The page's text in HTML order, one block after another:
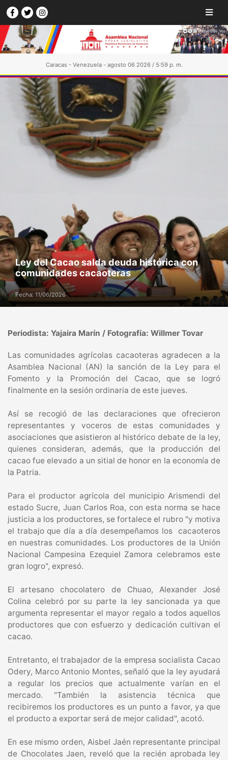
Caracas - Venezuela - agosto 06 2026 / 5:59 p. m.
Ley del Cacao salda deuda histórica con
comunidades cacaoteras
Fecha: 11/06/2026
Periodista: Yajaira Marín / Fotografía: Willmer Tovar
Las comunidades agrícolas cacaoteras agradecen a la
Asamblea Nacional (AN) la sanción de la Ley para el
Fomento y la Promoción del Cacao, que se logró
finalmente en la sesión ordinaria de este jueves.
Así se recogió de las declaraciones que ofrecieron
representantes y voceros de estas comunidades y
asociaciones que asistieron al histórico debate de la ley,
quienes consideran, además, que la producción del
cacao fue elevado a un sitial de honor en la economía de
la Patria.
Para el productor agrícola del municipio Arismendi del
estado Sucre, Juan Carlos Roa, con esta norma se hace
justicia a los productores, se fortalece el rubro "y motiva
el trabajo que día a día desempeñamos los cacaoteros
en nuestras comunidades. Los productores de la Unión
Nacional Campesina Ezequiel Zamora celebramos este
gran logro", expresó.
El artesano chocolatero de Chuao, Alexander José
Colina celebró por su parte la ley sancionada ya que
argumenta representar el mayor regalo a todos aquellos
productores que con esfuerzo y dedicación cultivan el
cacao.
Entretanto, el trabajador de la empresa socialista Cacao
Odery, Marco Antonio Montes, señaló que la ley ayudará
a regular los precios que actualmente varían en el
mercado. "También la asistencia técnica que
recibiremos los productores es un punto a favor, ya que
el producto a exportar será de mejor calidad", acotó.
En ese mismo orden, Aisbel Jaén representante principal
de Chocolates Jaen, reveló que la recién aprobada ley